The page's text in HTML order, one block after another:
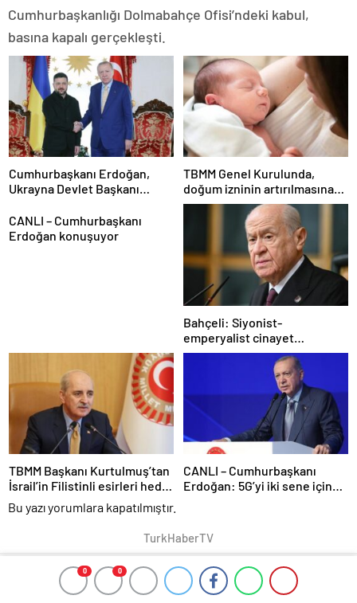
0 0
Cumhurbaşkanlığı Dolmabahçe Ofisi’ndeki kabul,
basına kapalı gerçekleşti.
Cumhurbaşkanı Erdoğan,
Ukrayna Devlet Başkanı
karşıladı
TBMM Genel Kurulunda,
doğum izninin artırılmasına
ilişkin kanun teklifi öne
çekilerek yasalaştırılacak
CANLI – Cumhurbaşkanı
Erdoğan konuşuyor
Bahçeli: Siyonist-
emperyalist cinayet
şebekesinin aklını başına
alması gerektiğini bir kez
daha vurguluyoruz
TBMM Başkanı Kurtulmuş’tan
İsrail’in Filistinli esirleri hedef
alan “idam cezası” yasasına
tepki
CANLI – Cumhurbaşkanı
Erdoğan: 5G’yi iki sene içinde
Bu yazı yorumlara kapatılmıştır.
TurkHaberTV